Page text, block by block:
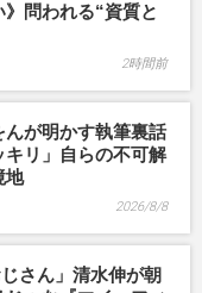
問われる“資質と
2時間前
が明かす執筆裏話
キリ」自らの不可解
地
2026/8/8
さん」清水伸が朝